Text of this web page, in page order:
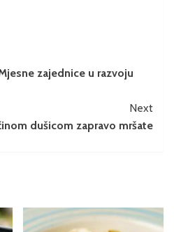
zajednice u razvoju
Next
dušicom zapravo mršate